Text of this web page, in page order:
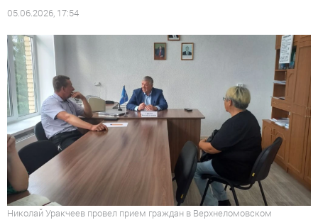
05.06.2026, 17:54
Николай Уракчеев провел прием граждан в Верхнеломовском